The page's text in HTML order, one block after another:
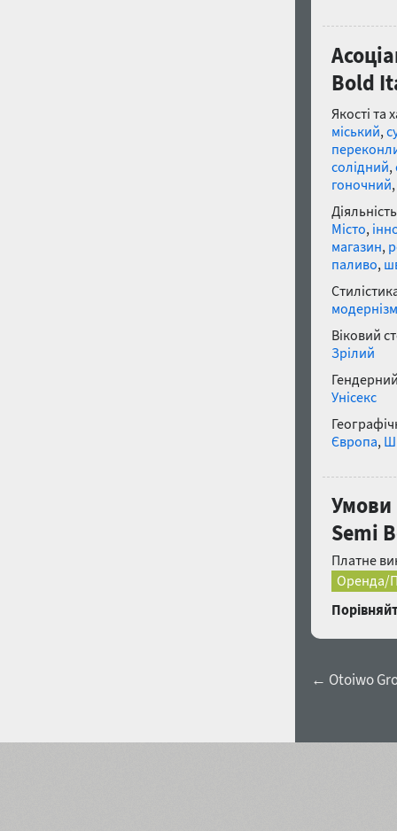
Bold
Якості та
міський,
солідний,
гоночний,
Місто,
магазин,
паливо,
модернізм
Віковий
Зрілий
Унісекс
Європа,
Умови
Semi
Платне
Оренда/
← Otoiwo